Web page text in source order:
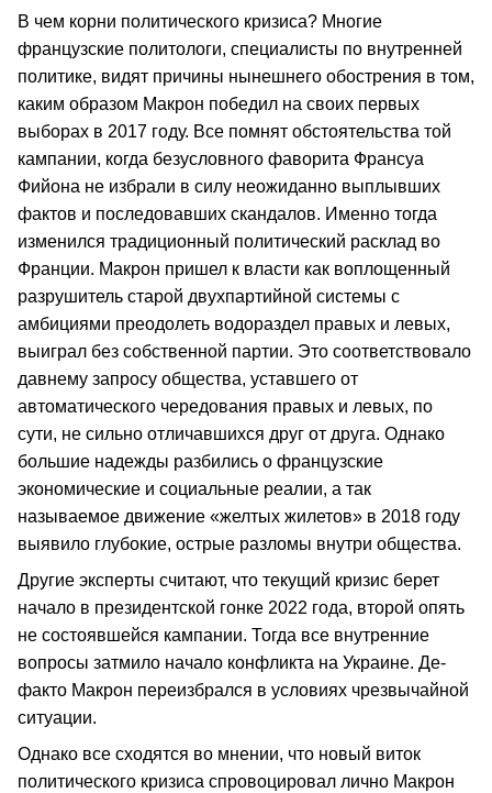
В чем корни политического кризиса? Многие
французские политологи, специалисты по внутренней
политике, видят причины нынешнего обострения в том,
каким образом Макрон победил на своих первых
выборах в 2017 году. Все помнят обстоятельства той
кампании, когда безусловного фаворита Франсуа
Фийона не избрали в силу неожиданно выплывших
фактов и последовавших скандалов. Именно тогда
изменился традиционный политический расклад во
Франции. Макрон пришел к власти как воплощенный
разрушитель старой двухпартийной системы с
амбициями преодолеть водораздел правых и левых,
выиграл без собственной партии. Это соответствовало
давнему запросу общества, уставшего от
автоматического чередования правых и левых, по
сути, не сильно отличавшихся друг от друга. Однако
большие надежды разбились о французские
экономические и социальные реалии, а так
называемое движение «желтых жилетов» в 2018 году
выявило глубокие, острые разломы внутри общества.
Другие эксперты считают, что текущий кризис берет
начало в президентской гонке 2022 года, второй опять
не состоявшейся кампании. Тогда все внутренние
вопросы затмило начало конфликта на Украине. Де-
факто Макрон переизбрался в условиях чрезвычайной
ситуации.
Однако все сходятся во мнении, что новый виток
политического кризиса спровоцировал лично Макрон